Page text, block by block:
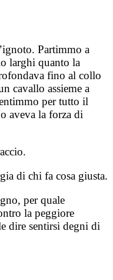
Partimmo a
larghi quanto la
fino al collo
cavallo assieme a
per tutto il
aveva la forza di
di chi fa cosa giusta.
per quale
la peggiore
dire sentirsi degni di